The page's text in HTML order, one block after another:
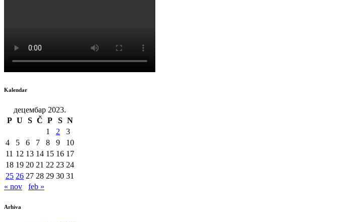
Kalendar
децембар 2023.
P U S Č P S N
1
2
3
4
5 6 7 8 9
10
11 12 13 14 15 16 17
18 19 20 21 22 23 24
25 26 27 28 29 30 31
« nov
feb »
Arhiva